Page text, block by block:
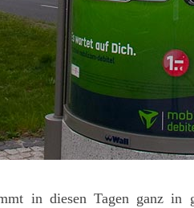
in diesen Tagen ganz in